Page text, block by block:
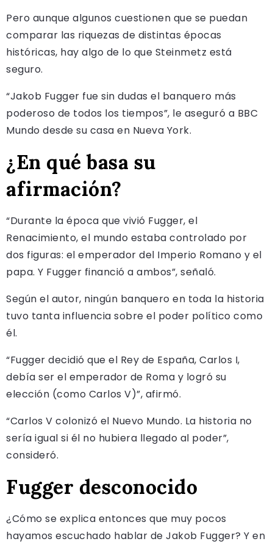
Pero aunque algunos cuestionen que se puedan
comparar las riquezas de distintas épocas
históricas, hay algo de lo que Steinmetz está
seguro.
“Jakob Fugger fue sin dudas el banquero más
poderoso de todos los tiempos”, le aseguró a BBC
Mundo desde su casa en Nueva York.
¿En qué basa su
afirmación?
“Durante la época que vivió Fugger, el
Renacimiento, el mundo estaba controlado por
dos figuras: el emperador del Imperio Romano y el
papa. Y Fugger financió a ambos”, señaló.
Según el autor, ningún banquero en toda la historia
tuvo tanta influencia sobre el poder político como
él.
“Fugger decidió que el Rey de España, Carlos I,
debía ser el emperador de Roma y logró su
elección (como Carlos V)”, afirmó.
“Carlos V colonizó el Nuevo Mundo. La historia no
sería igual si él no hubiera llegado al poder”,
consideró.
Fugger desconocido
¿Cómo se explica entonces que muy pocos
hayamos escuchado hablar de Jakob Fugger? Y en